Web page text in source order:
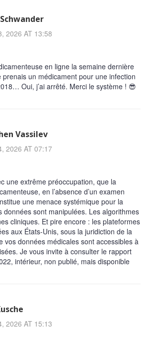
2026 AT 13:58
en ligne la semaine dernière
prenais un médicament pour une infection
Oui, j’ai arrêté. Merci le système ! 😎
Vassilev
2026 AT 07:17
une extrême préoccupation, que la
en l’absence d’un examen
une menace systémique pour la
données sont manipulées. Les algorithmes
cliniques. Et pire encore : les plateformes
aux États-Unis, sous la juridiction de la
vos données médicales sont accessibles à
Je vous invite à consulter le rapport
intérieur, non publié, mais disponible
2026 AT 15:13